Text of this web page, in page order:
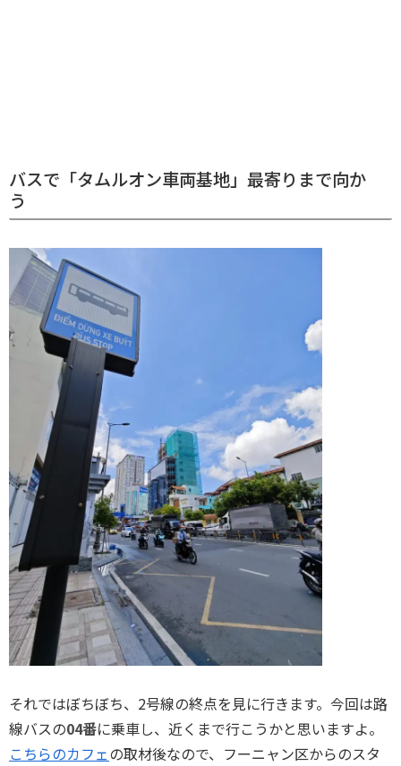
バスで「タムルオン車両基地」最寄りまで向か
う
それではぼちぼち、2号線の終点を見に行きます。今回は路
線バスの04番に乗車し、近くまで行こうかと思いますよ。
こちらのカフェの取材後なので、フーニャン区からのスタ